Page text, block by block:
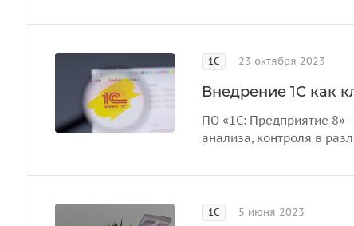
1С 23 октября 2023
Внедрение 1С как
ПО «1С: Предприятие 8»
анализа, контроля в
1С 5 июня 2023